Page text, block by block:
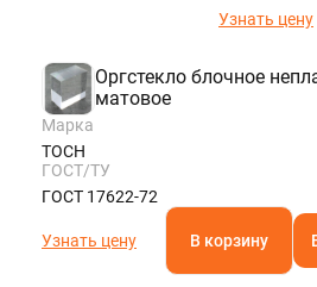
Узнать цену
Оргстекло блочное
матовое
Марка
ТОСН
ГОСТ/ТУ
ГОСТ 17622-72
Узнать цену В корзину